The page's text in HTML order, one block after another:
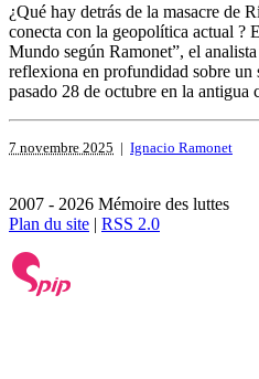
¿Qué hay detrás de la masacre de
conecta con la geopolítica actual ?
Mundo según Ramonet”, el
reflexiona en profundidad sobre un
pasado 28 de octubre en la antigua
7 novembre 2025 | Ignacio Ramonet
2007 - 2026 Mémoire des luttes
Plan du site | RSS 2.0